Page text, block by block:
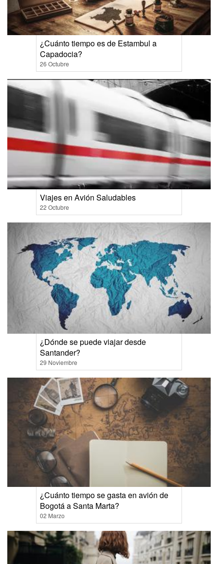
¿Cuánto tiempo es de Estambul a
Capadocia?
26 Octubre
Viajes en Avión Saludables
22 Octubre
¿Dónde se puede viajar desde
Santander?
29 Noviembre
¿Cuánto tiempo se gasta en avión de
Bogotá a Santa Marta?
02 Marzo